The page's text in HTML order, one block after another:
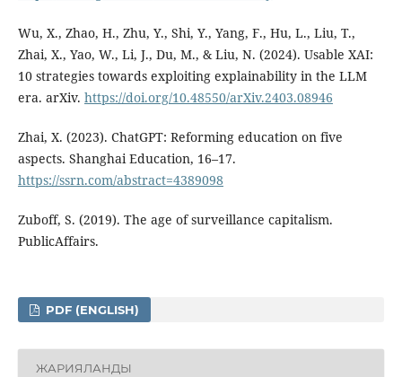
Wu, X., Zhao, H., Zhu, Y., Shi, Y., Yang, F., Hu, L., Liu, T.,
Zhai, X., Yao, W., Li, J., Du, M., & Liu, N. (2024). Usable XAI:
10 strategies towards exploiting explainability in the LLM
era. arXiv. https://doi.org/10.48550/arXiv.2403.08946
Zhai, X. (2023). ChatGPT: Reforming education on five
aspects. Shanghai Education, 16–17.
https://ssrn.com/abstract=4389098
Zuboff, S. (2019). The age of surveillance capitalism.
PublicAffairs.
PDF (ENGLISH)
ЖАРИЯЛАНДЫ